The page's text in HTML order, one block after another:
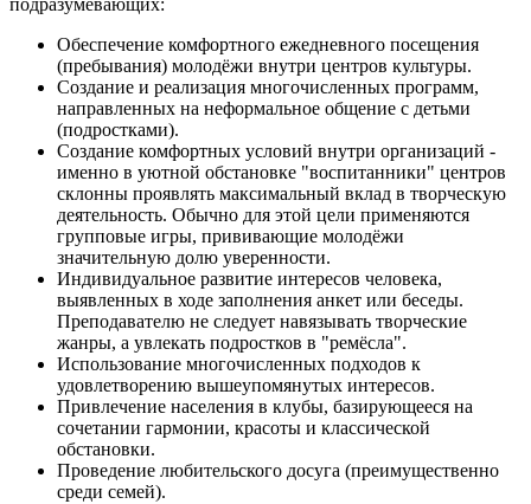
подразумевающих:
Обеспечение комфортного ежедневного посещения
(пребывания) молодёжи внутри центров культуры.
Создание и реализация многочисленных программ,
направленных на неформальное общение с детьми
(подростками).
Создание комфортных условий внутри организаций -
именно в уютной обстановке "воспитанники" центров
склонны проявлять максимальный вклад в творческую
деятельность. Обычно для этой цели применяются
групповые игры, прививающие молодёжи
значительную долю уверенности.
Индивидуальное развитие интересов человека,
выявленных в ходе заполнения анкет или беседы.
Преподавателю не следует навязывать творческие
жанры, а увлекать подростков в "ремёсла".
Использование многочисленных подходов к
удовлетворению вышеупомянутых интересов.
Привлечение населения в клубы, базирующееся на
сочетании гармонии, красоты и классической
обстановки.
Проведение любительского досуга (преимущественно
среди семей).